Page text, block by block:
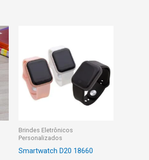
Brindes Eletrônicos
Personalizados
Smartwatch D20 18660